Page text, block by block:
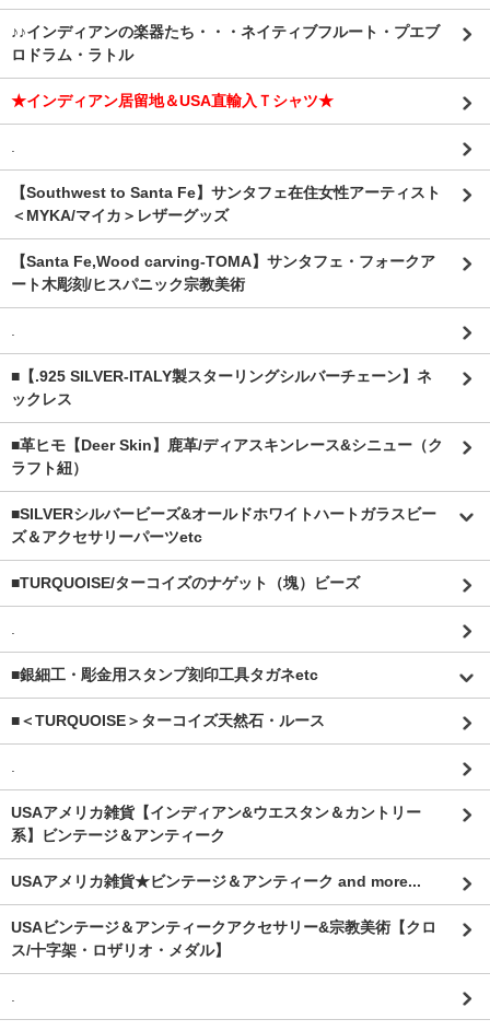
♪♪インディアンの楽器たち・・・ネイティブフルート・プエブ
ロドラム・ラトル
★インディアン居留地＆USA直輸入Ｔシャツ★
.
【Southwest to Santa Fe】サンタフェ在住女性アーティスト
＜MYKA/マイカ＞レザーグッズ
【Santa Fe,Wood carving-TOMA】サンタフェ・フォークア
ート木彫刻/ヒスパニック宗教美術
.
■【.925 SILVER-ITALY製スターリングシルバーチェーン】ネ
ックレス
■革ヒモ【Deer Skin】鹿革/ディアスキンレース&シニュー（ク
ラフト紐）
■SILVERシルバービーズ&オールドホワイトハートガラスビー
ズ＆アクセサリーパーツetc
■TURQUOISE/ターコイズのナゲット（塊）ビーズ
.
■銀細工・彫金用スタンプ刻印工具タガネetc
■＜TURQUOISE＞ターコイズ天然石・ルース
.
USAアメリカ雑貨【インディアン&ウエスタン＆カントリー
系】ビンテージ＆アンティーク
USAアメリカ雑貨★ビンテージ＆アンティーク and more...
USAビンテージ＆アンティークアクセサリー&宗教美術【クロ
ス/十字架・ロザリオ・メダル】
.